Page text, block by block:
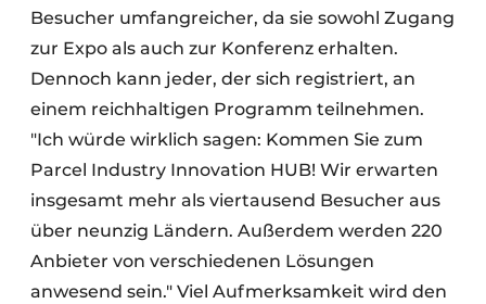
Besucher umfangreicher, da sie sowohl Zugang
zur Expo als auch zur Konferenz erhalten.
Dennoch kann jeder, der sich registriert, an
einem reichhaltigen Programm teilnehmen.
"Ich würde wirklich sagen: Kommen Sie zum
Parcel Industry Innovation HUB! Wir erwarten
insgesamt mehr als viertausend Besucher aus
über neunzig Ländern. Außerdem werden 220
Anbieter von verschiedenen Lösungen
anwesend sein." Viel Aufmerksamkeit wird den